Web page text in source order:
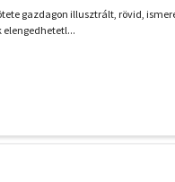
gazdagon illusztrált, rövid,